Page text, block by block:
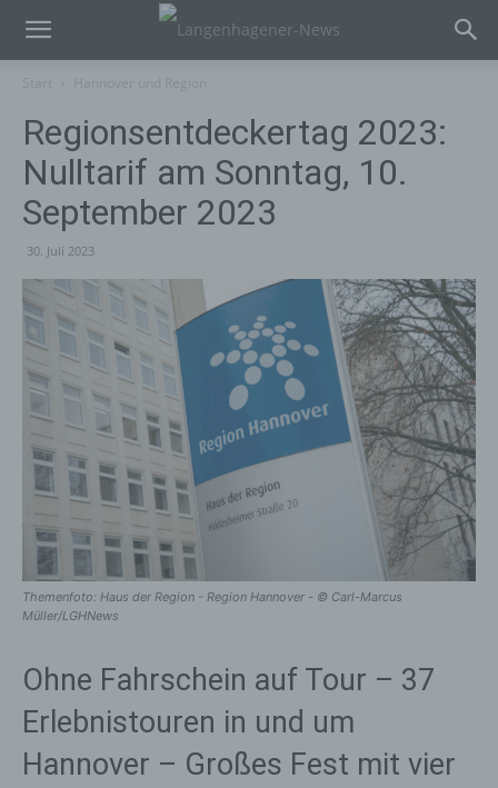
Regionsentdeckertag 2023:
Nulltarif am Sonntag, 10.
September 2023
30. Juli 2023
Themenfoto: Haus der Region - Region Hannover - © Carl-Marcus
Müller/LGHNews
Ohne Fahrschein auf Tour – 37
Erlebnistouren in und um
Hannover – Großes Fest mit vier